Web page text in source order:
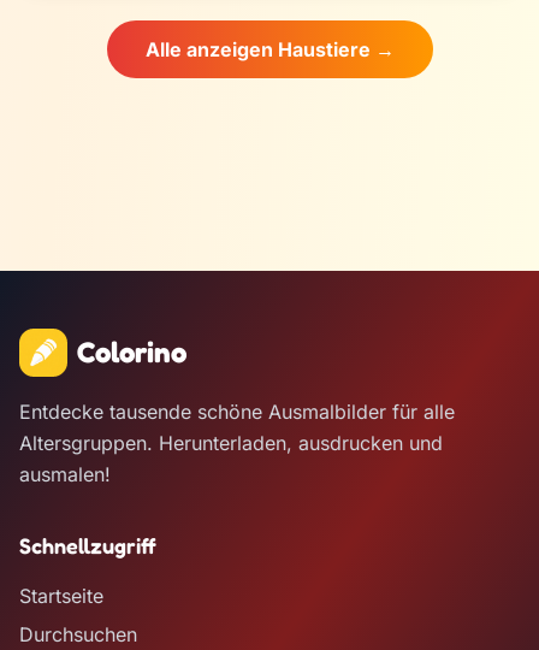
Alle anzeigen Haustiere →
Colorino
Entdecke tausende schöne Ausmalbilder für alle
Altersgruppen. Herunterladen, ausdrucken und
ausmalen!
Schnellzugriff
Startseite
Durchsuchen